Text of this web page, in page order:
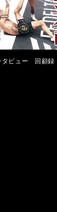
タビュー 回顧録